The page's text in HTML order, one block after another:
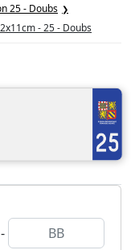
25 - Doubs
- 25 - Doubs
-